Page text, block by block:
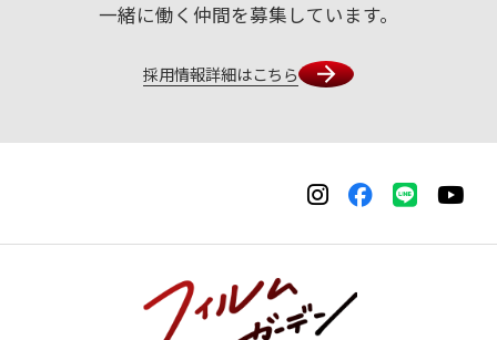
一緒に働く仲間を募集しています。
採用情報詳細はこちら